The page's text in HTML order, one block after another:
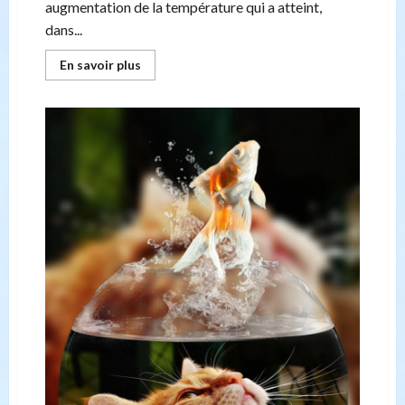
augmentation de la température qui a atteint,
dans...
En savoir plus
savoir
amis
pattes
souffrent
la
chaleur
et
voici
comment
les
rafraîchir